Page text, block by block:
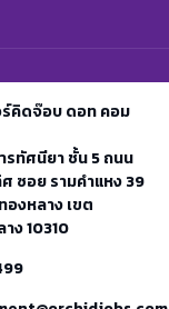
คิดจ๊อบ ดอท คอม
รทัศนียา ชั้น 5 ถนน
ซอย รามคำแหง 39
องหลาง เขต
ง 10310